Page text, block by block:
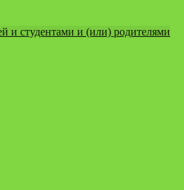
и студентами и (или) родителями